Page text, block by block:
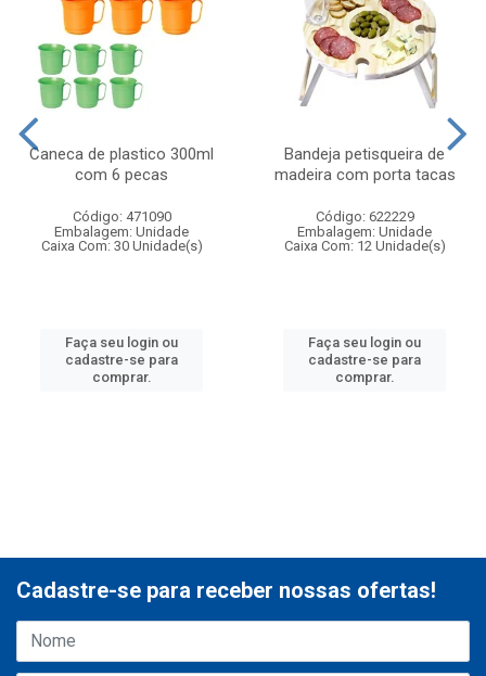
Caneca de plastico 300ml
com 6 pecas
Código: 471090
Embalagem: Unidade
Caixa Com: 30 Unidade(s)
Faça seu login ou
cadastre-se para
comprar.
Bandeja petisqueira de
madeira com porta tacas
Código: 622229
Embalagem: Unidade
Caixa Com: 12 Unidade(s)
Faça seu login ou
cadastre-se para
comprar.
Cadastre-se para receber nossas ofertas!